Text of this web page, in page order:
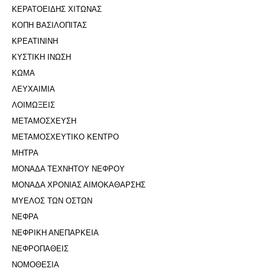
ΚΕΡΑΤΟΕΙΔΗΣ ΧΙΤΩΝΑΣ
ΚΟΠΗ ΒΑΣΙΛΟΠΙΤΑΣ
ΚΡΕΑΤΙΝΙΝΗ
ΚΥΣΤΙΚΗ ΙΝΩΣΗ
ΚΩΜΑ
ΛΕΥΧΑΙΜΙΑ
ΛΟΙΜΩΞΕΙΣ
ΜΕΤΑΜΟΣΧΕΥΣΗ
ΜΕΤΑΜΟΣΧΕΥΤΙΚΟ ΚΕΝΤΡΟ
ΜΗΤΡΑ
ΜΟΝΑΔΑ ΤΕΧΝΗΤΟΥ ΝΕΦΡΟΥ
ΜΟΝΑΔΑ ΧΡΟΝΙΑΣ ΑΙΜΟΚΑΘΑΡΣΗΣ
ΜΥΕΛΟΣ ΤΩΝ ΟΣΤΩΝ
ΝΕΦΡΑ
ΝΕΦΡΙΚΗ ΑΝΕΠΑΡΚΕΙΑ
ΝΕΦΡΟΠΑΘΕΙΣ
ΝΟΜΟΘΕΣΙΑ